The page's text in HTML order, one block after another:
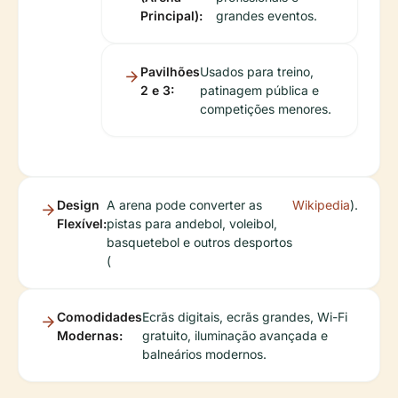
Principal):
grandes eventos.
Pavilhões
2 e 3:
Usados para treino,
patinagem pública e
competições menores.
Design
Flexível:
A arena pode converter as
pistas para andebol, voleibol,
basquetebol e outros desportos
(
Wikipedia).
Comodidades
Modernas:
Ecrãs digitais, ecrãs grandes, Wi-Fi
gratuito, iluminação avançada e
balneários modernos.